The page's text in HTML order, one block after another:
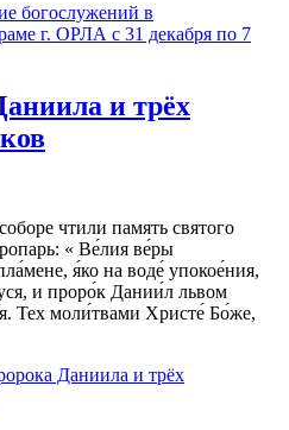
богослужений в
г. ОРЛА с 31 декабря по 7
и трёх
чтили память святого
« Ве́лия ве́ры
я́ко на воде́ упокое́ния,
и проро́к Дании́л львом
Тех моли́твами Христе́ Бо́же,
Даниила и трёх